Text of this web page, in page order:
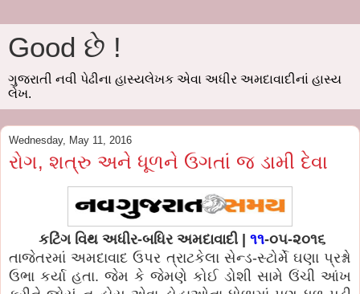
Good છે !
ગુજરાતી નવી પેઢીના હાસ્યલેખક એવા અધીર અમદાવાદીનાં હાસ્ય
લેખ.
Wednesday, May 11, 2016
રોગ, શત્રુ અને ધૂળને ઉગતાં જ ડામી દેવા
કટિંગ વિથ અધીર-બધિર અમદાવાદી | ૧૧-૦૫-૨૦૧૬
તાજેતરમાં અમદાવાદ ઉપર ત્રાટકેલા સેન્ડ-સ્ટોર્મે ઘણા પ્રશ્નો
ઉભા કર્યા હતા. જેમ કે જેમણે કોઈ ડોશી સામે ઉંચી આંખ